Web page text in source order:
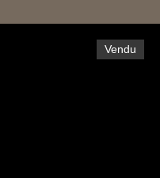
Vendu